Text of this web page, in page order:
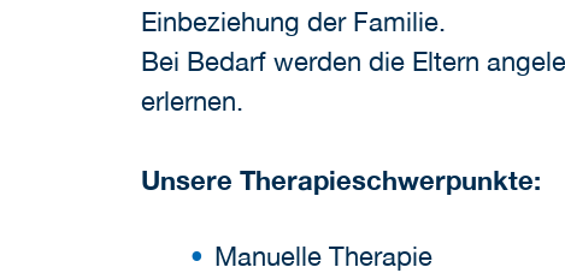
Einbeziehung der Familie.
Bei Bedarf werden die Eltern
erlernen.
Unsere Therapieschwerpunkte:
Manuelle Therapie